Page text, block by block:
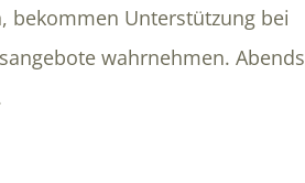
bekommen Unterstützung bei
wahrnehmen. Abends